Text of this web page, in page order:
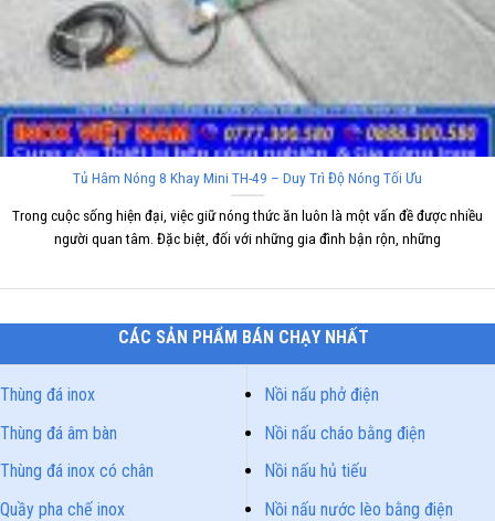
Tủ Hâm Nóng 8 Khay Mini TH-49 – Duy Trì Độ Nóng Tối Ưu
Trong cuộc sống hiện đại, việc giữ nóng thức ăn luôn là một vấn đề được nhiều
người quan tâm. Đặc biệt, đối với những gia đình bận rộn, những
CÁC SẢN PHẨM BÁN CHẠY NHẤT
Thùng đá inox
Thùng đá âm bàn
Thùng đá inox có chân
Quầy pha chế inox
Nồi nấu phở điện
Nồi nấu cháo bằng điện
Nồi nấu hủ tiếu
Nồi nấu nước lèo bằng điện